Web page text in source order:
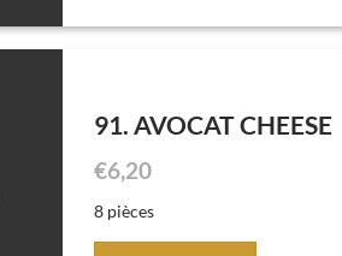
91. AVOCAT CHEESE
€6,20
8 pièces